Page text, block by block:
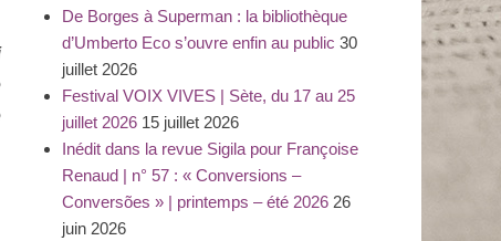
De Borges à Superman : la bibliothèque
d’Umberto Eco s’ouvre enfin au public 30
juillet 2026
Festival VOIX VIVES | Sète, du 17 au 25
juillet 2026 15 juillet 2026
Inédit dans la revue Sigila pour Françoise
Renaud | n° 57 : « Conversions –
Conversões » | printemps – été 2026 26
juin 2026